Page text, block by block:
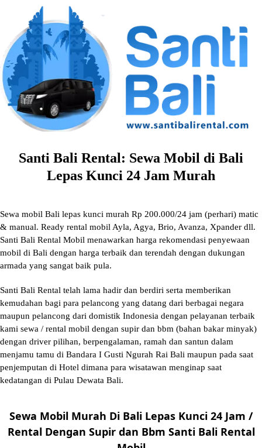
content
Santi Bali Rental: Sewa Mobil di Bali
Lepas Kunci 24 Jam Murah
Sewa mobil Bali lepas kunci murah Rp 200.000/24 jam (perhari) matic
& manual. Ready rental mobil Ayla, Agya, Brio, Avanza, Xpander dll.
Santi Bali Rental Mobil menawarkan harga rekomendasi penyewaan
mobil di Bali dengan harga terbaik dan terendah dengan dukungan
armada yang sangat baik pula.
Santi Bali Rental telah lama hadir dan berdiri serta memberikan
kemudahan bagi para pelancong yang datang dari berbagai negara
maupun pelancong dari domistik Indonesia dengan pelayanan terbaik
kami sewa / rental mobil dengan supir dan bbm (bahan bakar minyak)
dengan driver pilihan, berpengalaman, ramah dan santun dalam
menjamu tamu di Bandara I Gusti Ngurah Rai Bali maupun pada saat
penjemputan di Hotel dimana para wisatawan menginap saat
kedatangan di Pulau Dewata Bali.
Sewa Mobil Murah Di Bali Lepas Kunci 24 Jam /
Rental Dengan Supir dan Bbm Santi Bali Rental